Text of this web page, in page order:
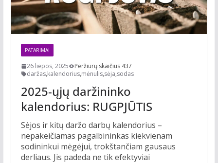
PATARIMAI
26 liepos, 2025
Peržiūrų skaičius 437
daržas,kalendorius,mėnulis,sėja,sodas
2025-ųjų daržininko
kalendorius: RUGPJŪTIS
Sėjos ir kitų daržo darbų kalendorius –
nepakeičiamas pagalbininkas kiekvienam
sodininkui mėgėjui, trokštančiam gausaus
derliaus. Jis padeda ne tik efektyviai